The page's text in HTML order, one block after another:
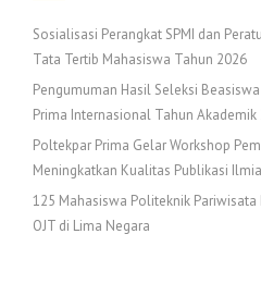
Sosialisasi Perangkat SPMI dan
Tata Tertib Mahasiswa Tahun 2026
Pengumuman Hasil Seleksi
Prima Internasional Tahun
Poltekpar Prima Gelar Workshop
Meningkatkan Kualitas Publikasi
125 Mahasiswa Politeknik
OJT di Lima Negara